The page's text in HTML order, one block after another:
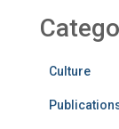
Culture